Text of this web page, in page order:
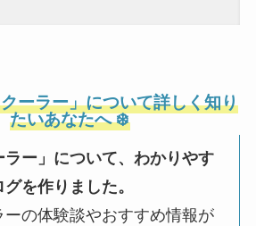
ーラー」について詳しく知り
たいあなたへ ❄️
ラー」について、わかりやす
を作りました。
ーの体験談やおすすめ情報が